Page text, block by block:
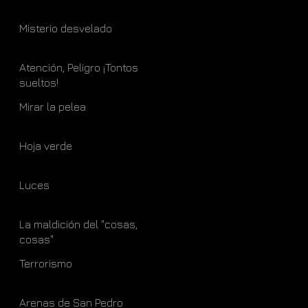
Misterio desvelado
Atención, Peligro ¡Tontos
sueltos!
Mirar la pelea
Hoja verde
Luces
La maldición del "cosas,
cosas"
Terrorismo
Arenas de San Pedro